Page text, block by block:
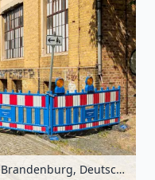
Fabrikgebäude in Forst, Lausitz, Brandenburg, Deutschland